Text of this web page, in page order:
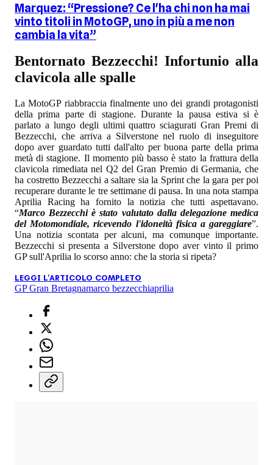
Marquez: “Pressione? Ce l'ha chi non ha mai
vinto titoli in MotoGP, uno in più a me non
cambia la vita”
Bentornato Bezzecchi! Infortunio alla
clavicola alle spalle
La MotoGP riabbraccia finalmente uno dei grandi protagonisti
della prima parte di stagione. Durante la pausa estiva si è
parlato a lungo degli ultimi quattro sciagurati Gran Premi di
Bezzecchi, che arriva a Silverstone nel ruolo di inseguitore
dopo aver guardato tutti dall'alto per buona parte della prima
metà di stagione. Il momento più basso è stato la frattura della
clavicola rimediata nel Q2 del Gran Premio di Germania, che
ha costretto Bezzecchi a saltare sia la Sprint che la gara per poi
recuperare durante le tre settimane di pausa. In una nota stampa
Aprilia Racing ha fornito la notizia che tutti aspettavano.
“Marco Bezzecchi è stato valutato dalla delegazione medica
del Motomondiale, ricevendo l'idoneità fisica a gareggiare”.
Una notizia scontata per alcuni, ma comunque importante.
Bezzecchi si presenta a Silverstone dopo aver vinto il primo
GP sull'Aprilia lo scorso anno: che la storia si ripeta?
LEGGI L'ARTICOLO COMPLETO
GP Gran Bretagnamarco bezzecchiaprilia